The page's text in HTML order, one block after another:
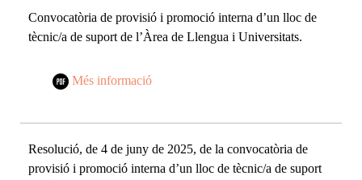
Convocatòria de provisió i promoció interna d’un lloc de
tècnic/a de suport de l’Àrea de Llengua i Universitats.
Més informació
Resolució, de 4 de juny de 2025, de la convocatòria de
provisió i promoció interna d’un lloc de tècnic/a de suport